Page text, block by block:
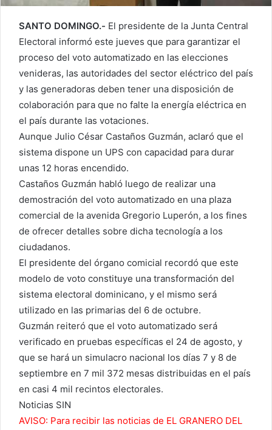
SANTO DOMINGO.- El presidente de la Junta Central
Electoral informó este jueves que para garantizar el
proceso del voto automatizado en las elecciones
venideras, las autoridades del sector eléctrico del país
y las generadoras deben tener una disposición de
colaboración para que no falte la energía eléctrica en
el país durante las votaciones.
Aunque Julio César Castaños Guzmán, aclaró que el
sistema dispone un UPS con capacidad para durar
unas 12 horas encendido.
Castaños Guzmán habló luego de realizar una
demostración del voto automatizado en una plaza
comercial de la avenida Gregorio Luperón, a los fines
de ofrecer detalles sobre dicha tecnología a los
ciudadanos.
El presidente del órgano comicial recordó que este
modelo de voto constituye una transformación del
sistema electoral dominicano, y el mismo será
utilizado en las primarias del 6 de octubre.
Guzmán reiteró que el voto automatizado será
verificado en pruebas específicas el 24 de agosto, y
que se hará un simulacro nacional los días 7 y 8 de
septiembre en 7 mil 372 mesas distribuidas en el país
en casi 4 mil recintos electorales.
Noticias SIN
AVISO: Para recibir las noticias de EL GRANERO DEL